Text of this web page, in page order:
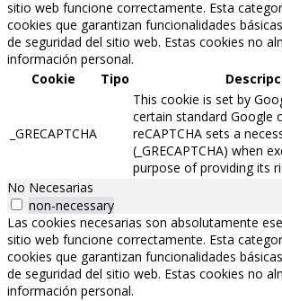
sitio web funcione correctamente. Esta
cookies que garantizan funcionalidades
de seguridad del sitio web. Estas cookies no
información personal.
Cookie
Tipo
_GRECAPTCHA
This cookie is set by
certain standard Google
reCAPTCHA sets a
(_GRECAPTCHA) when
purpose of providing its
No Necesarias
non-necessary
Las cookies necesarias son absolutamente
sitio web funcione correctamente. Esta
cookies que garantizan funcionalidades
de seguridad del sitio web. Estas cookies no
información personal.